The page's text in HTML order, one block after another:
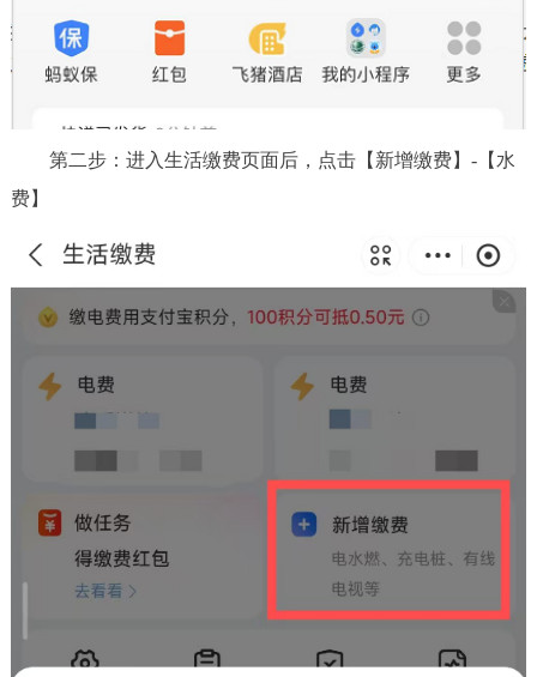
ITALIANO
回到顶部
第二步：进入生活缴费页面后，点击【新增缴费】-【水
费】